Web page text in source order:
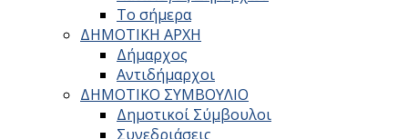
Το σήμερα
ΔΗΜΟΤΙΚΗ ΑΡΧΗ
Δήμαρχος
Αντιδήμαρχοι
ΔΗΜΟΤΙΚΟ ΣΥΜΒΟΥΛΙΟ
Δημοτικοί Σύμβουλοι
Συνεδριάσεις